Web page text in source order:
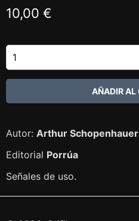
10,00 €
Autor: Arthur Schopenhauer
Editorial Porrúa
Señales de uso.